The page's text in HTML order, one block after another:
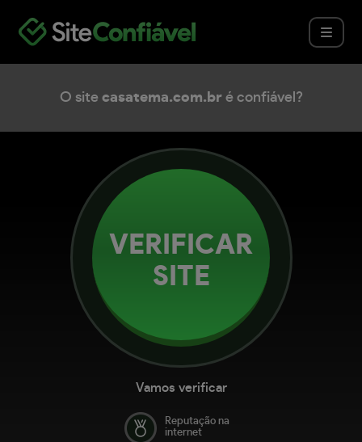
O site casatema.com.bré confiável?
VERIFICAR
SITE
Vamos verificar
Reputação na
internet